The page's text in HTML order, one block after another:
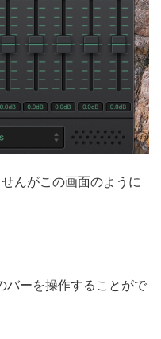
んがこの画面のように
バーを操作することがで